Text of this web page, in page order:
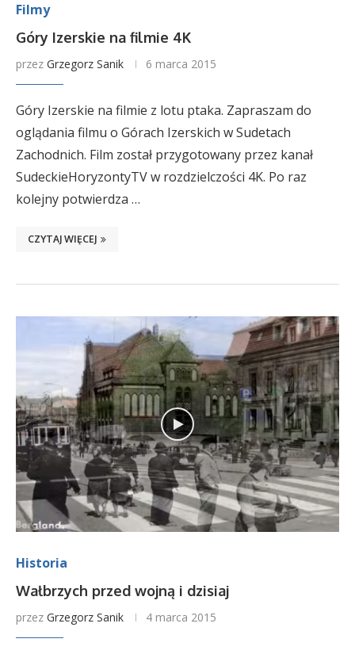
Filmy
Góry Izerskie na filmie 4K
przez Grzegorz Sanik 6 marca 2015
Góry Izerskie na filmie z lotu ptaka. Zapraszam do
oglądania filmu o Górach Izerskich w Sudetach
Zachodnich. Film został przygotowany przez kanał
SudeckieHoryzontyTV w rozdzielczości 4K. Po raz
kolejny potwierdza …
CZYTAJ WIĘCEJ
Historia
Wałbrzych przed wojną i dzisiaj
przez Grzegorz Sanik 4 marca 2015